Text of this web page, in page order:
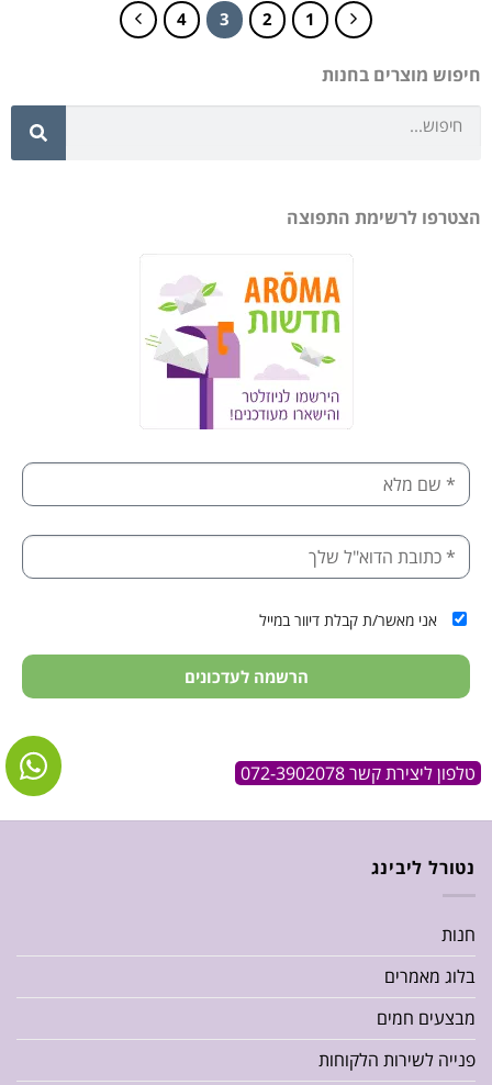
חיפוש מוצרים בחנות
הצטרפו לרשימת התפוצה
אני מאשר/ת קבלת דיוור במייל
הרשמה לעדכונים
טלפון ליצירת קשר 072-3902078
1
2
3
4
נטורל ליבינג
חנות
בלוג מאמרים
מבצעים חמים
פנייה לשירות הלקוחות